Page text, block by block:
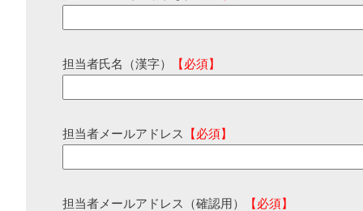
担当者氏名（漢字） 【必須】
担当者メールアドレス 【必須】
担当者メールアドレス（確認用） 【必須】